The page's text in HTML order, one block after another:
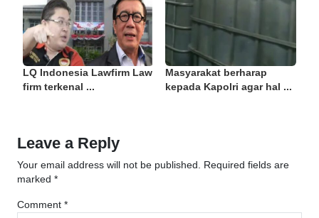
LQ Indonesia Lawfirm Law
firm terkenal ...
Masyarakat berharap
kepada Kapolri agar hal ...
Leave a Reply
Your email address will not be published.
Required fields are
marked *
Comment *